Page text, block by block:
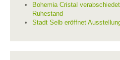
Bohemia Cristal
Ruhestand
Stadt Selb eröffnet